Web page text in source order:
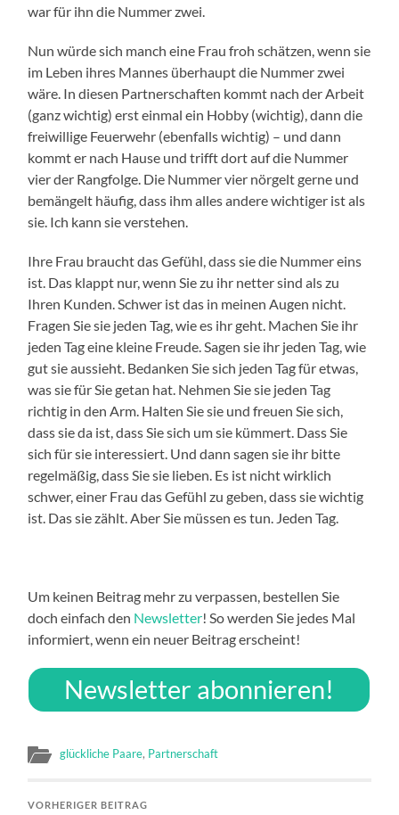
war für ihn die Nummer zwei.
Nun würde sich manch eine Frau froh schätzen, wenn sie
im Leben ihres Mannes überhaupt die Nummer zwei
wäre. In diesen Partnerschaften kommt nach der Arbeit
(ganz wichtig) erst einmal ein Hobby (wichtig), dann die
freiwillige Feuerwehr (ebenfalls wichtig) – und dann
kommt er nach Hause und trifft dort auf die Nummer
vier der Rangfolge. Die Nummer vier nörgelt gerne und
bemängelt häufig, dass ihm alles andere wichtiger ist als
sie. Ich kann sie verstehen.
Ihre Frau braucht das Gefühl, dass sie die Nummer eins
ist. Das klappt nur, wenn Sie zu ihr netter sind als zu
Ihren Kunden. Schwer ist das in meinen Augen nicht.
Fragen Sie sie jeden Tag, wie es ihr geht. Machen Sie ihr
jeden Tag eine kleine Freude. Sagen sie ihr jeden Tag, wie
gut sie aussieht. Bedanken Sie sich jeden Tag für etwas,
was sie für Sie getan hat. Nehmen Sie sie jeden Tag
richtig in den Arm. Halten Sie sie und freuen Sie sich,
dass sie da ist, dass Sie sich um sie kümmert. Dass Sie
sich für sie interessiert. Und dann sagen sie ihr bitte
regelmäßig, dass Sie sie lieben. Es ist nicht wirklich
schwer, einer Frau das Gefühl zu geben, dass sie wichtig
ist. Das sie zählt. Aber Sie müssen es tun. Jeden Tag.
Um keinen Beitrag mehr zu verpassen, bestellen Sie
doch einfach den Newsletter! So werden Sie jedes Mal
informiert, wenn ein neuer Beitrag erscheint!
Newsletter abonnieren!
glückliche Paare, Partnerschaft
VORHERIGER BEITRAG